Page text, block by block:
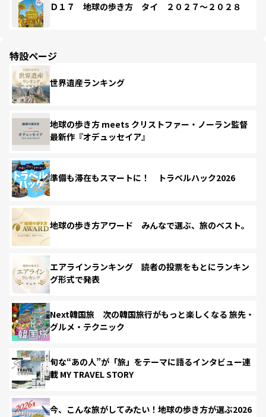
Ｄ１７ 地球の歩き方 タイ ２０２７～２０２８
特設ページ
世界遺産ランキング
地球の歩き方 meets クリストファー・ノーラン監督
最新作『オデュッセイア』
準備も滞在もスマートに！ トラベルハック2026
地球の歩き方アワード みんなで選ぶ、旅のベスト。
エアラインランキング 読者の投票をもとにランキン
グ形式で発表
Next韓国旅 次の韓国旅行がもっと楽しくなる 旅先・
グルメ・テクニック
旬な“あの人”が「旅」をテーマに語るインタビュー連
載 MY TRAVEL STORY
今、こんな旅がしてみたい！地球の歩き方が選ぶ2026